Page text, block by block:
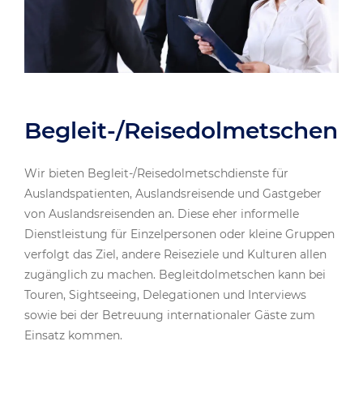
Begleit-/Reisedolmetschen
Wir bieten Begleit-/Reisedolmetschdienste für
Auslandspatienten, Auslandsreisende und Gastgeber
von Auslandsreisenden an. Diese eher informelle
Dienstleistung für Einzelpersonen oder kleine Gruppen
verfolgt das Ziel, andere Reiseziele und Kulturen allen
zugänglich zu machen. Begleitdolmetschen kann bei
Touren, Sightseeing, Delegationen und Interviews
sowie bei der Betreuung internationaler Gäste zum
Einsatz kommen.